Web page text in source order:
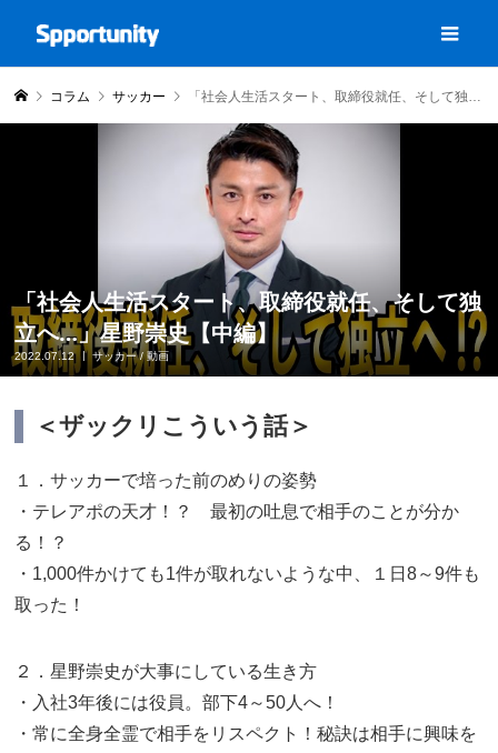
コラム サッカー 「社会人生活スタート、取締役就任、そして独立へ…」星野崇史【中編】
「社会人生活スタート、取締役就任、そして独
立へ…」星野崇史【中編】
2022.07.12 サッカー/動画
＜ザックリこういう話＞
１．サッカーで培った前のめりの姿勢
・テレアポの天才！？ 最初の吐息で相手のことが分か
る！？
・1,000件かけても1件が取れないような中、１日8～9件も
取った！
２．星野崇史が大事にしている生き方
・入社3年後には役員。部下4～50人へ！
・常に全身全霊で相手をリスペクト！秘訣は相手に興味を